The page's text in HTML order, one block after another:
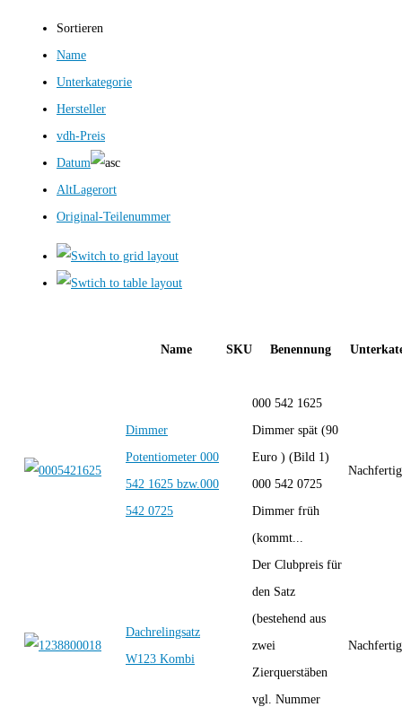
Sortieren
Name
Unterkategorie
Hersteller
vdh-Preis
Datum
AltLagerort
Original-Teilenummer
Name SKU Benennung
Dimmer
Potentiometer 000
542 1625 bzw.000
542 0725
000 542 1625
Dimmer spät (90
Euro ) (Bild 1)
000 542 0725
Dimmer früh
(kommt...
Dachrelingsatz
W123 Kombi
Der Clubpreis für
den Satz
(bestehend aus
zwei
Zierquerstäben
vgl. Nummer